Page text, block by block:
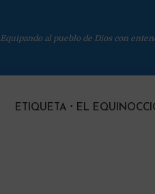
Equipando al pueblo de Dios con
ETIQUETA EL